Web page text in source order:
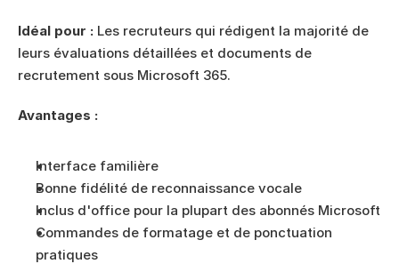
Idéal pour : Les recruteurs qui rédigent la majorité de
leurs évaluations détaillées et documents de
recrutement sous Microsoft 365.
Avantages :
Interface familière
Bonne fidélité de reconnaissance vocale
Inclus d'office pour la plupart des abonnés Microsoft
Commandes de formatage et de ponctuation
pratiques